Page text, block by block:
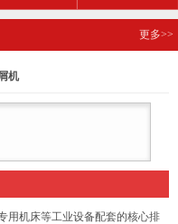
更多>>
机
用机床等工业设备配套的核心排